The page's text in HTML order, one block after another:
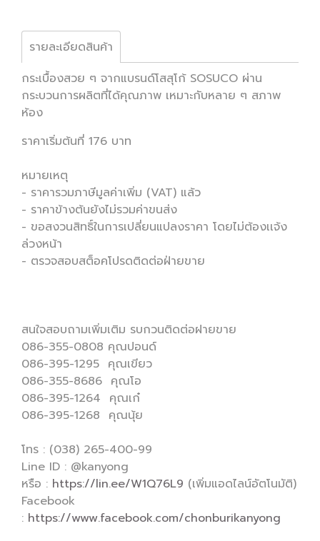
รายละเอียดสินค้า
กระเบื้องสวย ๆ จากแบรนด์โสสุโก้ SOSUCO ผ่าน
กระบวนการผลิตที่ได้คุณภาพ เหมาะกับหลาย ๆ สภาพ
ห้อง
ราคาเริ่มต้นที่ 176 บาท
หมายเหตุ
- ราคารวมภาษีมูลค่าเพิ่ม (VAT) แล้ว
- ราคาข้างต้นยังไม่รวมค่าขนส่ง
- ขอสงวนสิทธิ์ในการเปลี่ยนแปลงราคา โดยไม่ต้องเเจ้ง
ล่วงหน้า
- ตรวจสอบสต็อคโปรดติดต่อฝ่ายขาย
สนใจสอบถามเพิ่มเติม รบกวนติดต่อฝายขาย
086-355-0808 คุณปอนด์
086-395-1295 คุณเขียว
086-355-8686 คุณโอ
086-395-1264 คุณเก๋
086-395-1268 คุณนุ้ย
โทร : (038) 265-400-99
Line ID : @kanyong
หรือ : https://lin.ee/W1Q76L9 (เพิ่มแอดไลน์อัตโนมัติ)
Facebook
: https://www.facebook.com/chonburikanyong